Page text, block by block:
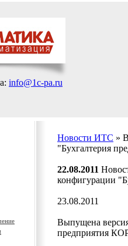
info@1c-pa.ru
Новости ИТС »
"Бухгалтерия
22.08.2011
конфигурации
23.08.2011
Выпущена
предприятия